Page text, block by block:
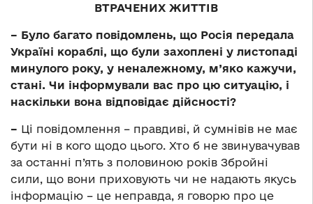
ВТРАЧЕНИХ ЖИТТІВ
– Було багато повідомлень, що Росія передала
Україні кораблі, що були захоплені у листопаді
минулого року, у неналежному, м’яко кажучи,
стані. Чи інформували вас про цю ситуацію, і
наскільки вона відповідає дійсності?
– Ці повідомлення – правдиві, й сумнівів не має
бути ні в кого щодо цього. Хто б не звинувачував
за останні п’ять з половиною років Збройні
сили, що вони приховують чи не надають якусь
інформацію – це неправда, я говорю про це